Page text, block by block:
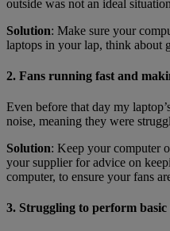
outside was not an ideal
Solution: Make sure your
laptops in your lap, think about
2. Fans running fast and
Even before that day my
noise, meaning they were
Solution: Keep your computer
your supplier for advice on
computer, to ensure your fans
3. Struggling to perform basic